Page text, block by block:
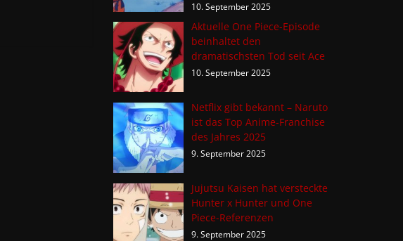
10. September 2025
Aktuelle One Piece-Episode
beinhaltet den
dramatischsten Tod seit Ace
10. September 2025
Netflix gibt bekannt – Naruto
ist das Top Anime-Franchise
des Jahres 2025
9. September 2025
Jujutsu Kaisen hat versteckte
Hunter x Hunter und One
Piece-Referenzen
9. September 2025